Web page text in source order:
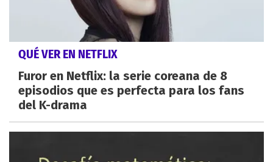
QUÉ VER EN NETFLIX
Furor en Netflix: la serie coreana de 8
episodios que es perfecta para los fans
del K-drama